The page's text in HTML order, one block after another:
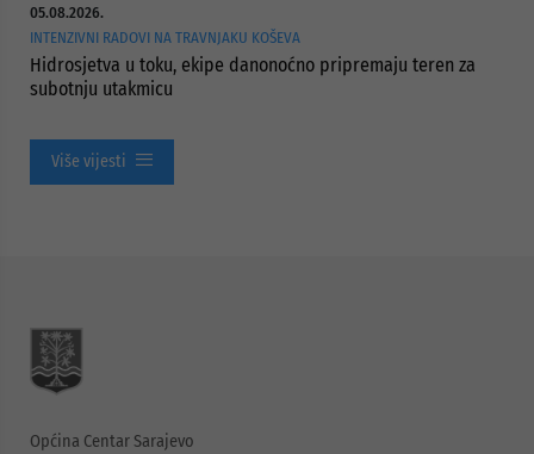
05.08.2026.
INTENZIVNI RADOVI NA TRAVNJAKU KOŠEVA
Hidrosjetva u toku, ekipe danonoćno pripremaju teren za
subotnju utakmicu
Više vijesti
Općina Centar Sarajevo